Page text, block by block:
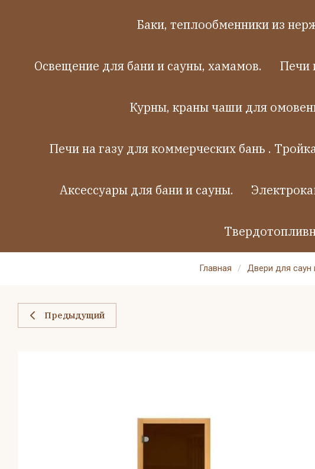
Баки, теплообменники из
Освещение для бани и сауны, хамамов. Печи
Курны, краны чаши для
Печи на газу для коммерческих бань .
Аксессуары для бани и сауны.
Главная / Двери для саун
Предыдущий